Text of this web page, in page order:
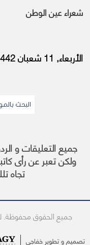
شعراء عين الوطن
الأربعاء, 11 شعبان 1442 هجريا, 24 مارس 2021 ميلاديا.
جميع التعليقات و
ولكن تعبر عن رأى
تجاه
جميع الحقوق محفوظة.
تصميم و تطوير خفاجى